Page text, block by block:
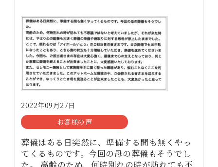
2022年09月27日
お客様の声
葬儀はある日突然に、準備する間も無くやっ
てくるものです。今回の母の葬儀もそうでし
た。 高齢のため、何時別れの時が訪れても不